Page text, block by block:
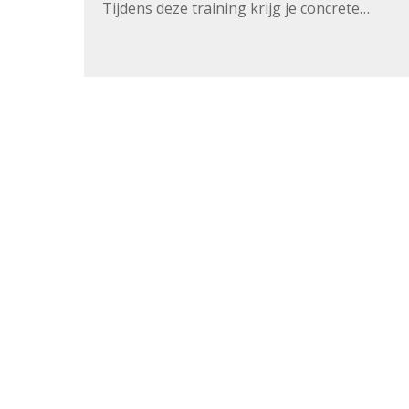
Tijdens deze training krijg je concrete…